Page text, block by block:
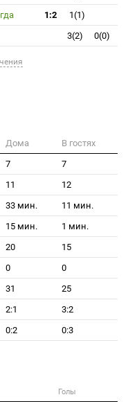
1:2
1(1)
3(2) 0(0)
Дома
В гостях
7
7
11
12
33 мин.
11 мин.
15 мин.
1 мин.
20
15
0
0
31
25
2:1
3:2
0:2 0:3
Голы